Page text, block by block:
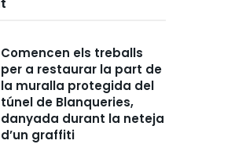
Comencen els treballs
per a restaurar la part de
la muralla protegida del
túnel de Blanqueries,
danyada durant la neteja
d’un graffiti